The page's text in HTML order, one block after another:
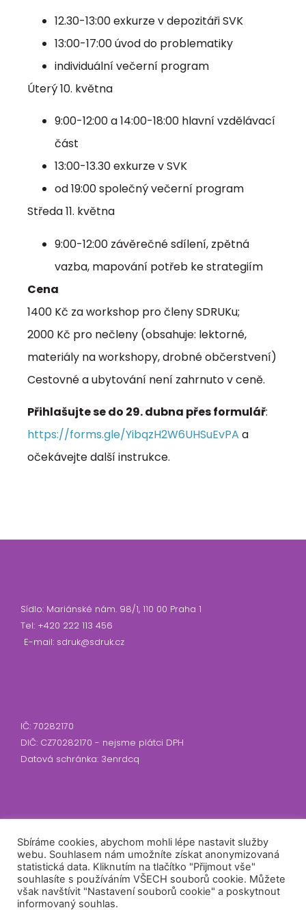
12.30-13:00 exkurze v depozitáři SVK
13:00-17:00 úvod do problematiky
individuální večerní program
Úterý 10. května
9:00-12:00 a 14:00-18:00 hlavní vzdělávací
část
13:00-13.30 exkurze v SVK
od 19:00 společný večerní program
Středa 11. května
9:00-12:00 závěrečné sdílení, zpětná
vazba, mapování potřeb ke strategiím
Cena
1400 Kč za workshop pro členy SDRUKu;
2000 Kč pro nečleny (obsahuje: lektorné,
materiály na workshopy, drobné občerstvení)
Cestovné a ubytování není zahrnuto v ceně.
Přihlašujte se do 29. dubna přes formulář:
https://forms.gle/YibqzH2W6UHSuEvPA a
očekávejte další instrukce.
Sídlo: Mariánské nám. 98/1, 110 00 Praha 1
Tel: +420 222 113 456
E-mail: sdruk@sdruk.cz
IČ: 70282170
DIČ: CZ70282170 - nejsme plátci DPH
Datová schránka: 3enrdcq
Předseda: RNDr. Tomáš Řehák, Ph.D.
Číslo účtu: 2300910355/2010
Banka: Fio banka a.s.
Sbíráme cookies, abychom mohli lépe nastavit služby
webu. Souhlasem nám umožníte získat anonymizovaná
statistická data. Kliknutím na tlačítko "Přijmout vše"
souhlasíte s používáním VŠECH souborů cookie. Můžete
však navštívit "Nastavení souborů cookie" a poskytnout
informovaný souhlas.